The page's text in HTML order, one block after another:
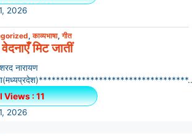
2026
,काव्यभाषा,गीत
मिट जातीं
नारायण
Views : 11
2026